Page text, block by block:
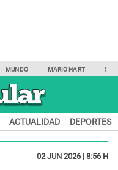
MUNDO MARIO HART
ACTUALIDAD DEPORTES
02 JUN 2026 | 8:56 H